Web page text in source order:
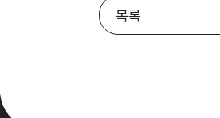
목록